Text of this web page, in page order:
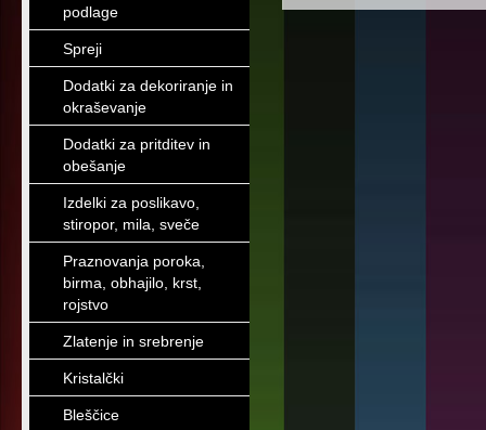
podlage
Spreji
Dodatki za dekoriranje in
okraševanje
Dodatki za pritditev in
obešanje
Izdelki za poslikavo,
stiropor, mila, sveče
Praznovanja poroka,
birma, obhajilo, krst,
rojstvo
Zlatenje in srebrenje
Kristalčki
Bleščice